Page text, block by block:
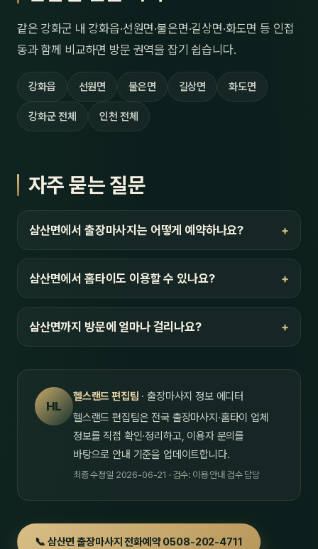
같은 강화군 내 강화읍·선원면·불은면·길상면·화도면 등 인접
동과 함께 비교하면 방문 권역을 잡기 쉽습니다.
강화읍 선원면 불은면 길상면 화도면
강화군 전체 인천 전체
자주 묻는 질문
삼산면에서 출장마사지는 어떻게 예약하나요?
삼산면에서 홈타이도 이용할 수 있나요?
삼산면까지 방문에 얼마나 걸리나요?
HL
헬스랜드 편집팀 · 출장마사지 정보 에디터
헬스랜드 편집팀은 전국 출장마사지·홈타이 업체
정보를 직접 확인·정리하고, 이용자 문의를
바탕으로 안내 기준을 업데이트합니다.
최종 수정일 2026-06-21 · 검수: 이용 안내 검수 담당
📞 삼산면 출장마사지 전화예약 0508-202-4711